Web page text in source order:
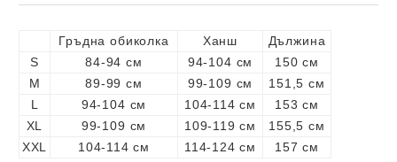
Гръдна обиколка Ханш
Дължина
S
84-94 см 94-104 см
150 см
M
89-99 см 99-109 см
151,5 см
L
94-104 см 104-114 см
153 см
XL
99-109 см 109-119 см
155,5 см
XXL
104-114 см 114-124 см
157 см